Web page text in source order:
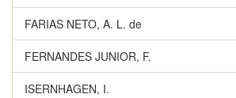
FARIAS NETO, A. L. de
FERNANDES JUNIOR, F.
ISERNHAGEN, I.